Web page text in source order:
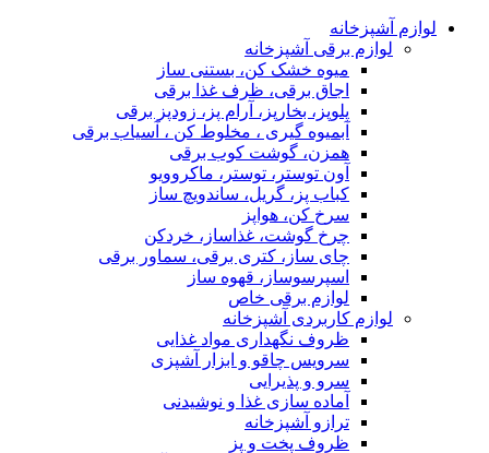
لوازم آشپزخانه
لوازم برقی آشپزخانه
میوه خشک کن، بستنی ساز
اجاق برقی، ظرف غذا برقی
پلوپز، بخارپز، آرام پز، زودپز برقی
آبمیوه گیری ، مخلوط کن ، آسیاب برقی
همزن، گوشت کوب برقی
آون توستر، توستر، ماکروویو
کباب پز، گریل، ساندویچ ساز
سرخ کن، هواپز
چرخ گوشت، غذاساز، خردکن
چای ساز، کتری برقی، سماور برقی
اسپرسوساز، قهوه ساز
لوازم برقی خاص
لوازم کاربردی آشپزخانه
ظروف نگهداری مواد غذایی
سرویس چاقو و ابزار آشپزی
سرو و پذیرایی
آماده سازی غذا و نوشیدنی
ترازو آشپزخانه
ظروف پخت و پز